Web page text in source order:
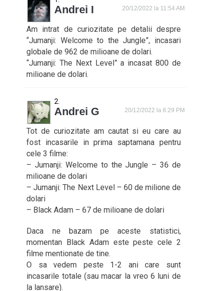
Andrei I 20/12/2022 la 11:54 AM
Am intrat de curiozitate pe detalii despre
“Jumanji: Welcome to the Jungle”, incasari
globale de 962 de milioane de dolari.
“Jumanji: The Next Level” a incasat 800 de
milioane de dolari.
Andrei G 20/12/2022 la 6:29 PM
Tot de curiozitate am cautat si eu care au
fost incasarile in prima saptamana pentru
cele 3 filme:
– Jumanji: Welcome to the Jungle – 36 de
milioane de dolari
– Jumanji: The Next Level – 60 de milione de
dolari
– Black Adam – 67 de milioane de dolari
Daca ne bazam pe aceste statistici,
momentan Black Adam este peste cele 2
filme mentionate de tine.
O sa vedem peste 1-2 ani care sunt
incasarile totale (sau macar la vreo 6 luni de
la lansare).